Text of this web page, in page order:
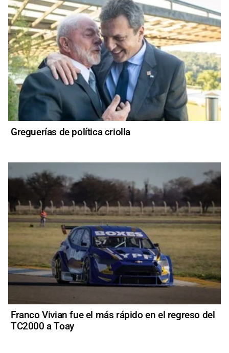
Greguerías de política criolla
Franco Vivian fue el más rápido en el regreso del
TC2000 a Toay